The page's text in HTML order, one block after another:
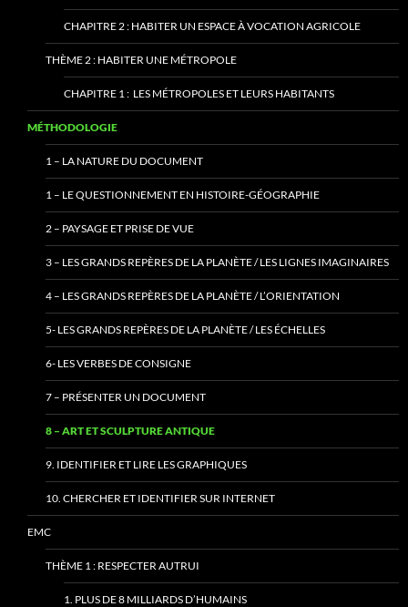
CHAPITRE 2 : HABITER UN ESPACE À VOCATION AGRICOLE
THÈME 2 : HABITER UNE MÉTROPOLE
CHAPITRE 1 : LES MÉTROPOLES ET LEURS HABITANTS
MÉTHODOLOGIE
1 – LA NATURE DU DOCUMENT
1 – LE QUESTIONNEMENT EN HISTOIRE-GÉOGRAPHIE
2 – PAYSAGE ET PRISE DE VUE
3 – LES GRANDS REPÈRES DE LA PLANÈTE / LES LIGNES IMAGINAIRES
4 – LES GRANDS REPÈRES DE LA PLANÈTE / L’ORIENTATION
5- LES GRANDS REPÈRES DE LA PLANÈTE / LES ÉCHELLES
6- LES VERBES DE CONSIGNE
7 – PRÉSENTER UN DOCUMENT
8 – ART ET SCULPTURE ANTIQUE
9. IDENTIFIER ET LIRE LES GRAPHIQUES
10. CHERCHER ET IDENTIFIER SUR INTERNET
EMC
THÈME 1 : RESPECTER AUTRUI
1. PLUS DE 8 MILLIARDS D’HUMAINS